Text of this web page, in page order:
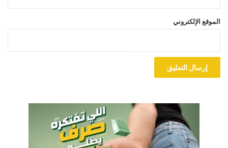
الموقع الإلكتروني